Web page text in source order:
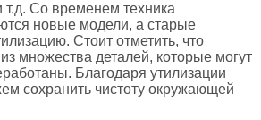
т.д. Со временем техника
новые модели, а старые
Стоит отметить, что
из множества деталей, которые могут
Благодаря утилизации
сохранить чистоту окружающей